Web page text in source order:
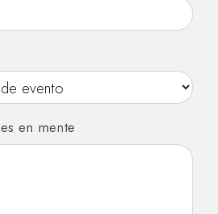
en mente